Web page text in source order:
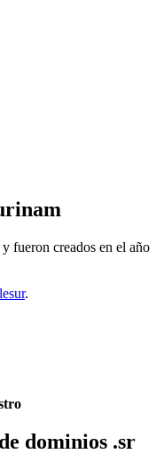
fueron creados en el año
.
dominios .sr